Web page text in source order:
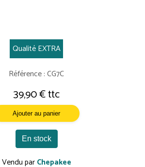
Qualité EXTRA
Référence : CG7C
39,90 € ttc
Ajouter au panier
En stock
Vendu parChepakee